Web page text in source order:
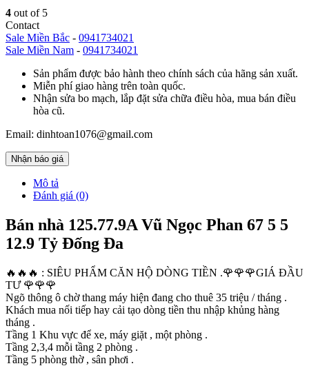
4 out of 5
Contact
Sale Miền Bắc - 0941734021
Sale Miền Nam - 0941734021
Sản phẩm được bảo hành theo chính sách của hãng sản xuất.
Miễn phí giao hàng trên toàn quốc.
Nhận sửa bo mạch, lắp đặt sửa chữa điều hòa, mua bán điều
hòa cũ.
Email: dinhtoan1076@gmail.com
Nhận báo giá
Mô tả
Đánh giá (0)
Bán nhà 125.77.9A Vũ Ngọc Phan 67 5 5
12.9 Tỷ Đống Đa
🔥🔥🔥 : SIÊU PHẨM CĂN HỘ DÒNG TIỀN .🌹🌹🌹GIÁ ĐẦU
TƯ 🌹🌹🌹
Ngõ thông ô chờ thang máy hiện đang cho thuê 35 triệu / tháng .
Khách mua nối tiếp hay cải tạo dòng tiền thu nhập khủng hàng
tháng .
Tầng 1 Khu vực để xe, máy giặt , một phòng .
Tầng 2,3,4 mỗi tầng 2 phòng .
Tầng 5 phòng thờ , sân phơi .